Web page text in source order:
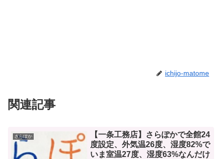
ichijo-matome
関連記事
さらぽか
【一条工務店】さらぽかで全館24
度設定、外気温26度、湿度82%で
いま室温27度、湿度63%なんだけ